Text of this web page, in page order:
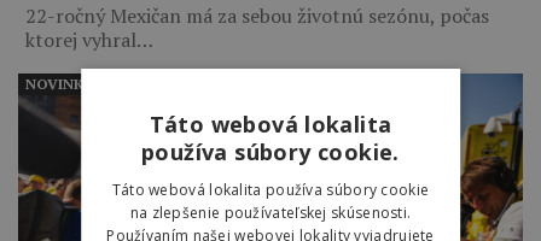
22-ročný Mexičan má za sebou životnú sezónu, počas
ktorej vyhral…
NOVINKY
Táto webová lokalita
používa súbory cookie.
Táto webová lokalita používa súbory cookie
na zlepšenie používateľskej skúsenosti.
Používaním našej webovej lokality vyjadrujete